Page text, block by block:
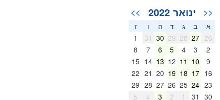
<< ינואר 2022 >>
א ב ג ד ה
ז
26
27
28
29
30
31
2
3
4
5
6
7
8
9
10
11
12
13
14
15
16
17
18
19
20
21
22
23
24
25
26
27
28
29
30
31
2
3
4
5